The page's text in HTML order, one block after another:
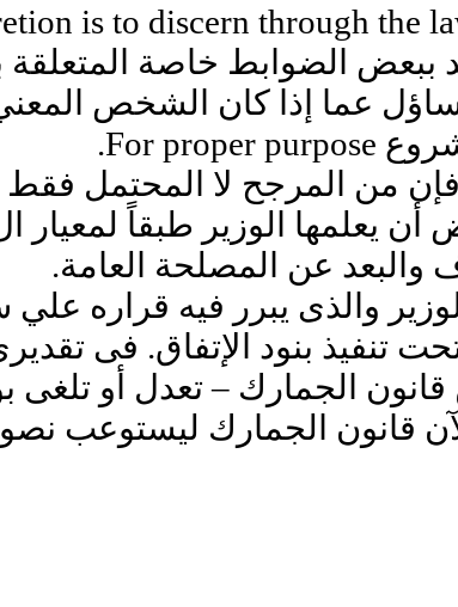
من المرجح لا المحتمل فقط
والبعد عن المصلحة العامة.
والذى يبرر فيه قراره
تنفيذ بنود الإتفاق. فى
قانون الجمارك – تعدل أو
قانون الجمارك ليستوعب